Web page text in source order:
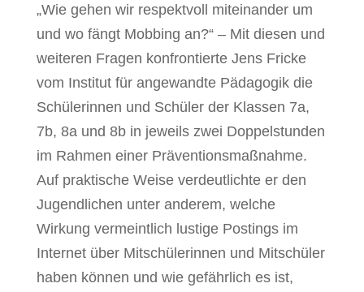
„Wie gehen wir respektvoll miteinander um
und wo fängt Mobbing an?“ – Mit diesen und
weiteren Fragen konfrontierte Jens Fricke
vom Institut für angewandte Pädagogik die
Schülerinnen und Schüler der Klassen 7a,
7b, 8a und 8b in jeweils zwei Doppelstunden
im Rahmen einer Präventionsmaßnahme.
Auf praktische Weise verdeutlichte er den
Jugendlichen unter anderem, welche
Wirkung vermeintlich lustige Postings im
Internet über Mitschülerinnen und Mitschüler
haben können und wie gefährlich es ist,